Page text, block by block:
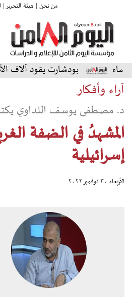
من نحن | هيئة التحرير |
يقود آلاف الأصوات في أمسية
آراء وأفكار
د. مصطفى يوسف اللداوي يكتب
المشهدُ في الضفة
إسرائيلية
الأربعاء ٣٠ نوفمبر ٢٠٢٢